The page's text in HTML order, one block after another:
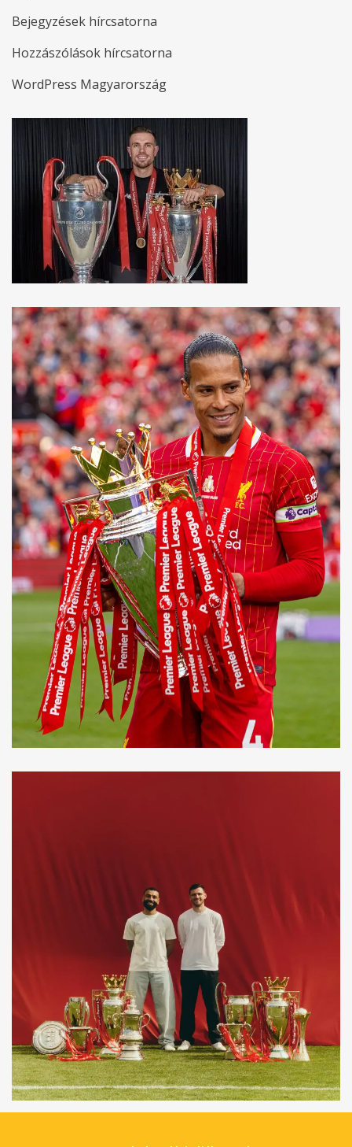
Bejegyzések hírcsatorna
Hozzászólások hírcsatorna
WordPress Magyarország